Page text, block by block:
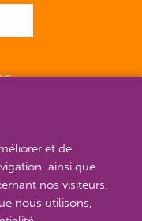
et de
ainsi que
nos visiteurs.
nous utilisons,